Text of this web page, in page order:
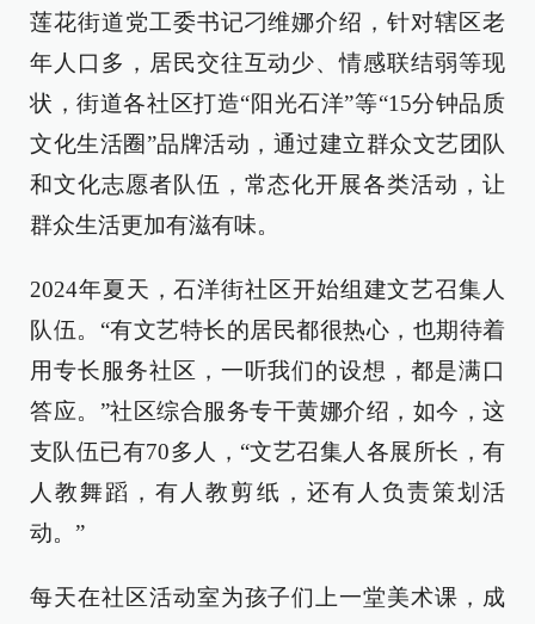
莲花街道党工委书记刁维娜介绍，针对辖区老
年人口多，居民交往互动少、情感联结弱等现
状，街道各社区打造“阳光石洋”等“15分钟品质
文化生活圈”品牌活动，通过建立群众文艺团队
和文化志愿者队伍，常态化开展各类活动，让
群众生活更加有滋有味。
2024年夏天，石洋街社区开始组建文艺召集人
队伍。“有文艺特长的居民都很热心，也期待着
用专长服务社区，一听我们的设想，都是满口
答应。”社区综合服务专干黄娜介绍，如今，这
支队伍已有70多人，“文艺召集人各展所长，有
人教舞蹈，有人教剪纸，还有人负责策划活
动。”
每天在社区活动室为孩子们上一堂美术课，成